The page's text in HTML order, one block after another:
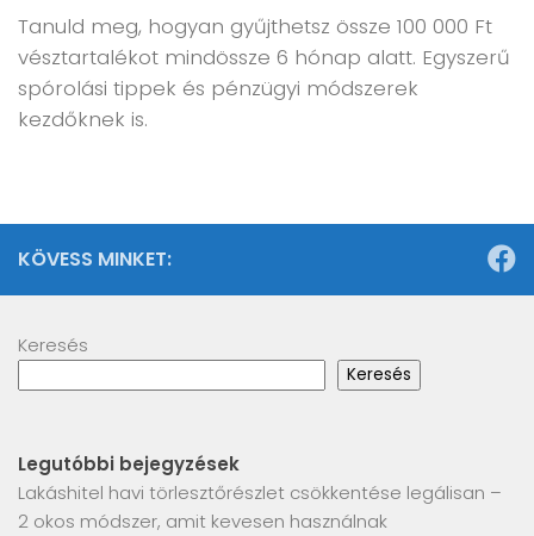
Tanuld meg, hogyan gyűjthetsz össze 100 000 Ft
vésztartalékot mindössze 6 hónap alatt. Egyszerű
spórolási tippek és pénzügyi módszerek
kezdőknek is.
KÖVESS MINKET:
Keresés
Keresés
Legutóbbi bejegyzések
Lakáshitel havi törlesztőrészlet csökkentése legálisan –
2 okos módszer, amit kevesen használnak